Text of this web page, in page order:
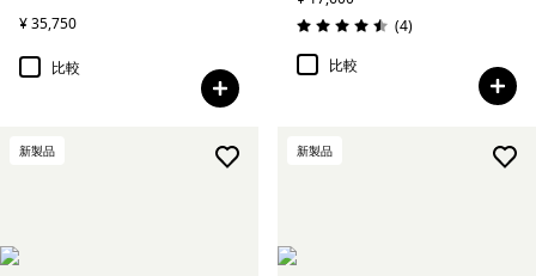
¥ 35,750
比較
評価: 4.5 / 5
(4レビュー
)
比較
新製品 新製品